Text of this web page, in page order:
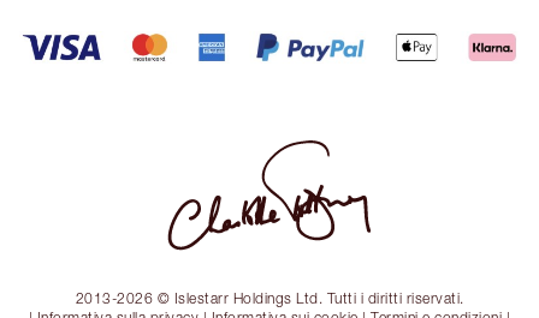
2013-2026 © Islestarr Holdings Ltd. Tutti i diritti riservati.